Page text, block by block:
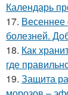
Календарь
17. Весеннее
болезней.
18. Как
где
19. Защита